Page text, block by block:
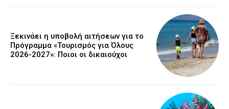
Ξεκινάει η υποβολή αιτήσεων για το
Πρόγραμμα «Τουρισμός για Όλους
2026-2027»: Ποιοι οι δικαιούχοι